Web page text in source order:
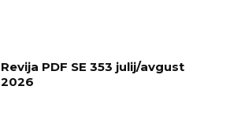
Revija PDF SE 353 julij/avgust
2026